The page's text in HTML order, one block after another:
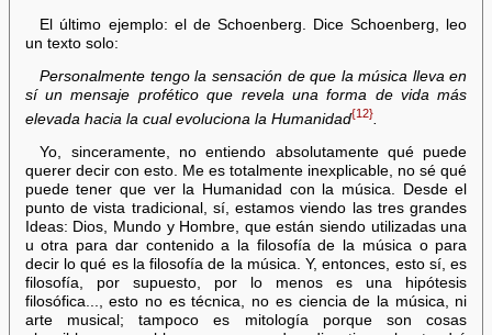
El último ejemplo: el de Schoenberg. Dice Schoenberg, leo
un texto solo:
Personalmente tengo la sensación de que la música lleva en
sí un mensaje profético que revela una forma de vida más
elevada hacia la cual evoluciona la Humanidad{12}.
Yo, sinceramente, no entiendo absolutamente qué puede
querer decir con esto. Me es totalmente inexplicable, no sé qué
puede tener que ver la Humanidad con la música. Desde el
punto de vista tradicional, sí, estamos viendo las tres grandes
Ideas: Dios, Mundo y Hombre, que están siendo utilizadas una
u otra para dar contenido a la filosofía de la música o para
decir lo qué es la filosofía de la música. Y, entonces, esto sí, es
filosofía, por supuesto, por lo menos es una hipótesis
filosófica..., esto no es técnica, no es ciencia de la música, ni
arte musical; tampoco es mitología porque son cosas